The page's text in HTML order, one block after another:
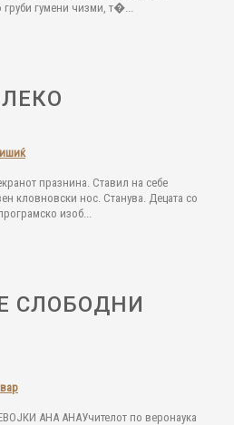
гумени чизми, т�...
празнина. Ставил на себе
кловновски нос. Станува. Децата со
изоб...
СЛОБОДНИ
АНА АНАУчителот по веронаука